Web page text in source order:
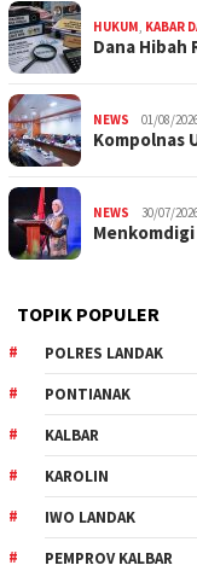
HUKUM, KABAR
Dana Hibah
NEWS 01/08/
Kompolnas
NEWS 30/07/
TOPIK POPULER
POLRES LANDAK
PONTIANAK
KALBAR
KAROLIN
IWO LANDAK
PEMPROV KALBAR